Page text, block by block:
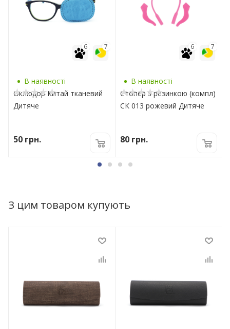
7
6
В наявності
Оклюдор Китай тканевий
Дитяче
50 грн.
7
6
В наявності
Стопер з резинкою (компл)
СК 013 рожевий Дитяче
80 грн.
З цим товаром купують